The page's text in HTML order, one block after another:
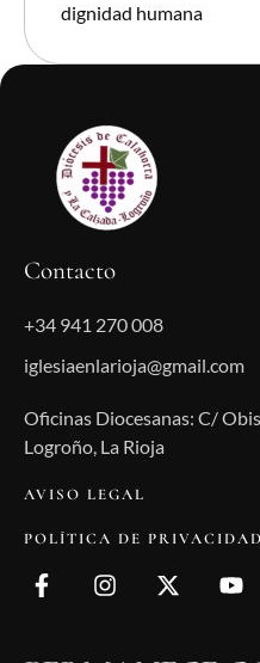
dignidad humana
Contacto
+34 941 270 008
iglesiaenlarioja@gmail.com
Oficinas Diocesanas: C/
Logroño, La Rioja
AVISO LEGAL
POLÍTICA DE PRIVACIDAD